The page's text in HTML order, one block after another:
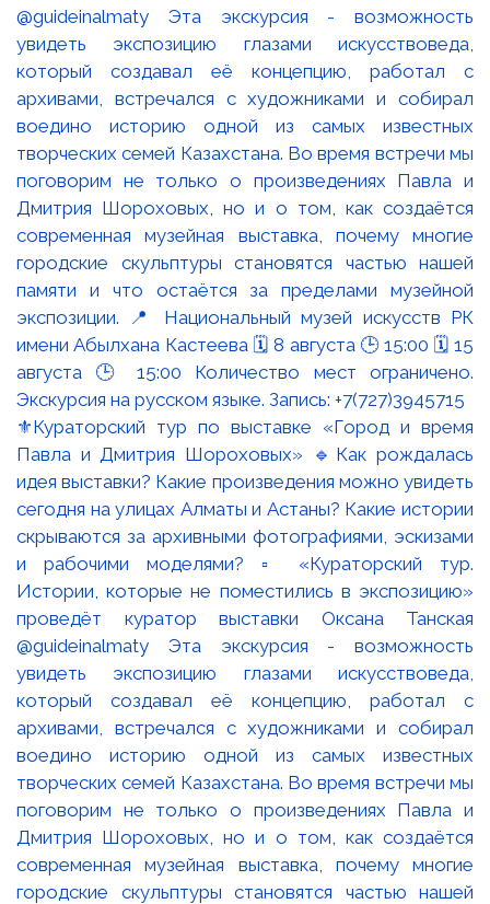
⚜️Кураторский тур по выставке «Город и время
Павла и Дмитрия Шороховых» 🔹Как рождалась
идея выставки? Какие произведения можно увидеть
сегодня на улицах Алматы и Астаны? Какие истории
скрываются за архивными фотографиями, эскизами
и рабочими моделями? ▫️ «Кураторский тур.
Истории, которые не поместились в экспозицию»
проведёт куратор выставки Оксана Танская
@guideinalmaty Эта экскурсия - возможность
увидеть экспозицию глазами искусствоведа,
который создавал её концепцию, работал с
архивами, встречался с художниками и собирал
воедино историю одной из самых известных
творческих семей Казахстана. Во время встречи мы
поговорим не только о произведениях Павла и
Дмитрия Шороховых, но и о том, как создаётся
современная музейная выставка, почему многие
городские скульптуры становятся частью нашей